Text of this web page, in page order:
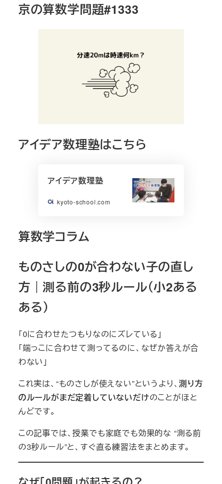
京の算数学問題#1333
アイデア数理塾はこちら
アイデア数理塾
kyoto-school.com
算数学コラム
ものさしの0が合わない子の直し
方｜測る前の3秒ルール（小2ある
ある）
「0に合わせたつもりなのにズレている」
「端っこに合わせて測ってるのに、なぜか答えが合
わない」
これ実は、“ものさしが使えない”というより、測り方
のルールがまだ定着していないだけのことがほと
んどです。
この記事では、授業でも家庭でも効果的な “測る前
の3秒ルール”と、すぐ直る練習法をまとめます。